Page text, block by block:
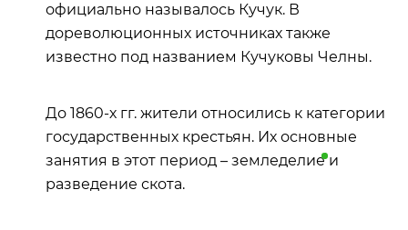
официально называлось Кучук. В
дореволюционных источниках также
известно под названием Кучуковы Челны.
До 1860-х гг. жители относились к категории
государственных крестьян. Их основные
занятия в этот период – земледелиеи
разведение скота.